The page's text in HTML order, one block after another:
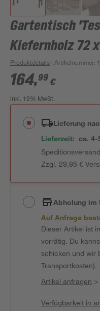
Gartentisch
Kiefernholz 72
Produktdetails | Artikelnummer:
164,99 €
inkl. 19% MwSt.
Lieferung
Lieferzeit: ca. 4-
Speditionsversand
Zzgl. 29,95 €
Abholung im
Auf Anfrage
Dieser Artikel ist
vorrätig. Du
schicken und wir
Transportkosten).
Artikel anfragen >
Verfügbarkeit in